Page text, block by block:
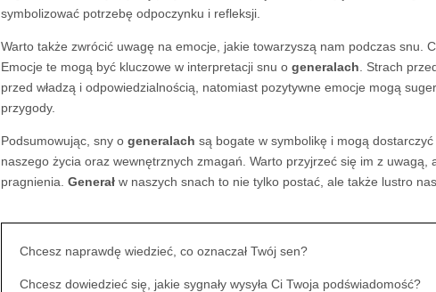
symbolizować potrzebę odpoczynku i refleksji.
Warto także zwrócić uwagę na emocje, jakie towarzyszą nam podczas snu.
Emocje te mogą być kluczowe w interpretacji snu o generalach . Strach
przed władzą i odpowiedzialnością, natomiast pozytywne emocje mogą
przygody.
Podsumowując, sny o generalach są bogate w symbolikę i mogą
naszego życia oraz wewnętrznych zmagań. Warto przyjrzeć się im z uwagą,
pragnienia. Generałw naszych snach to nie tylko postać, ale także lustro
Chcesz naprawdę wiedzieć, co oznaczał Twój sen?
Chcesz dowiedzieć się, jakie sygnały wysyła Ci Twoja podświadomość?